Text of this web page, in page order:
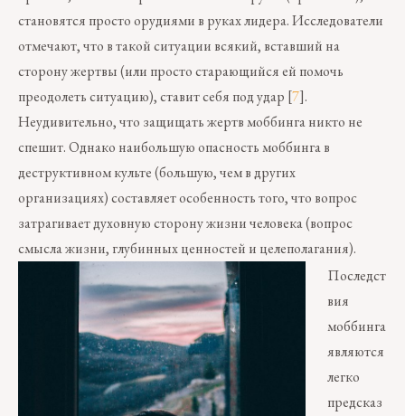
становятся просто орудиями в руках лидера. Исследователи
отмечают, что в такой ситуации всякий, вставший на
сторону жертвы (или просто старающийся ей помочь
преодолеть ситуацию), ставит себя под удар [7].
Неудивительно, что защищать жертв моббинга никто не
спешит. Однако наибольшую опасность моббинга в
деструктивном культе (большую, чем в других
организациях) составляет особенность того, что вопрос
затрагивает духовную сторону жизни человека (вопрос
смысла жизни, глубинных ценностей и целеполагания).
Последст
вия
моббинга
являются
легко
предсказ